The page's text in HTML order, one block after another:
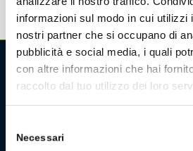
informazioni sul modo in cui utilizzi
nostri partner che si occupano di
pubblicità e social media, i quali
con altre informazioni che hai
raccolto dal tuo utilizzo dei loro
delNecessari
CHI SIAMO
settore della misura e del controllo